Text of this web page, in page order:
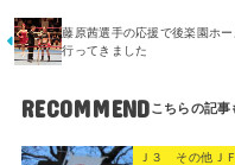
藤原茜選手の応援で後楽園ホー
行ってきました
RECOMMEND
Ｊ３ その他ＪＦ